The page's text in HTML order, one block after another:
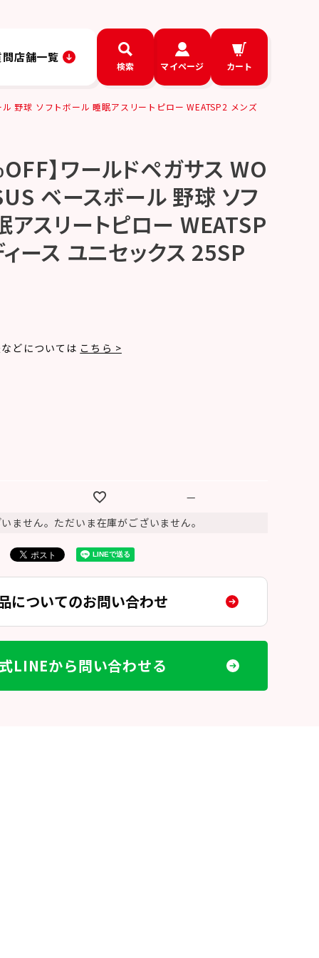
店舗一覧
検索 マイページ カート
野球 ソフトボール 睡眠アスリートピロー WEATSP2 メンズ
】ワールドペガサス WO
ベースボール 野球 ソフ
アスリートピロー WEATSP
ース ユニセックス 25SP
どについては こちら >
—
ません。ただいま在庫がございません。
についてのお問い合わせ
LINEから問い合わせる